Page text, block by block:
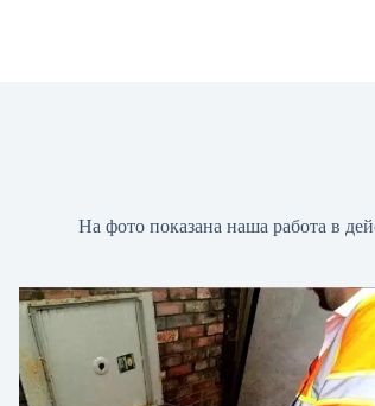
На фото показана наша работа в